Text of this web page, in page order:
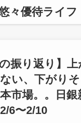
々優待ライフ
の振り返り】
い、下がり
市場。。日銀
6〜2/10